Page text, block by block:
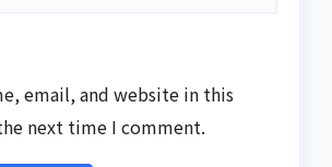
email, and website in this
next time I comment.